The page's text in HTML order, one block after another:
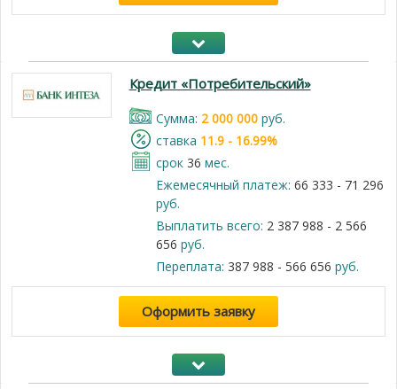
Кредит «Потребительский»
Cумма: 2 000 000руб.
cтавка 11.9 - 16.99%
срок 36 мес.
Ежемесячный платеж: 66 333 - 71 296
руб.
Выплатить всего: 2 387 988 - 2 566
656 руб.
Переплата: 387 988 - 566 656 руб.
Оформить заявку